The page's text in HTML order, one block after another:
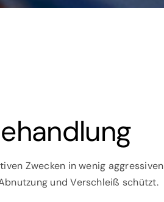
Zwecken in wenig aggressiven
und Verschleiß schützt.